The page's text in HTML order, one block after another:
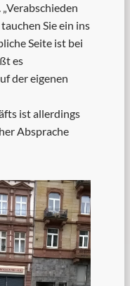
Sie ein ins
Seite ist bei
es
der eigenen
ist allerdings
Absprache